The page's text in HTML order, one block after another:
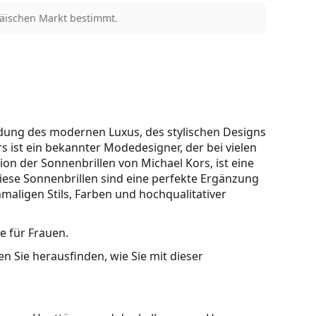
Markt bestimmt.
des modernen Luxus, des stylischen Designs
ist ein bekannter Modedesigner, der bei vielen
der Sonnenbrillen von Michael Kors, ist eine
Sonnenbrillen sind eine perfekte Ergänzung
Stils, Farben und hochqualitativer
für Frauen.
Sie herausfinden, wie Sie mit dieser